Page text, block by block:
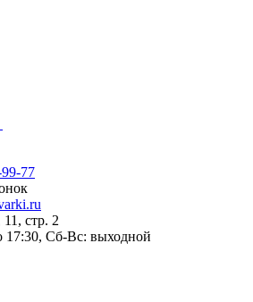
77
стр. 2
17:30, Сб-Вс: выходной